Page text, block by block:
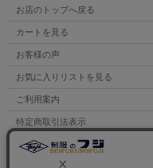
お店のトップへ戻る
カートを見る
お客様の声
お気に入りリストを見る
ご利用案内
特定商取引法表示
個人情報の取扱い